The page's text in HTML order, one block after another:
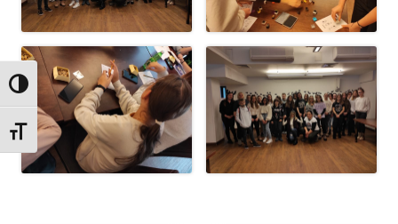
Przełącz wysoki kontrast
Zmień rozmiar czcionek